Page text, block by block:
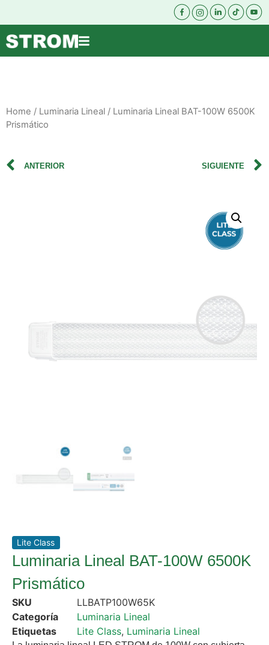
Home / Luminaria Lineal / Luminaria Lineal BAT-100W 6500K
Prismático
ANTERIOR SIGUIENTE
Lite Class
Luminaria Lineal BAT-100W 6500K
Prismático
SKU
LLBATP100W65K
Categoría
Luminaria Lineal
Etiquetas
Lite Class, Luminaria Lineal